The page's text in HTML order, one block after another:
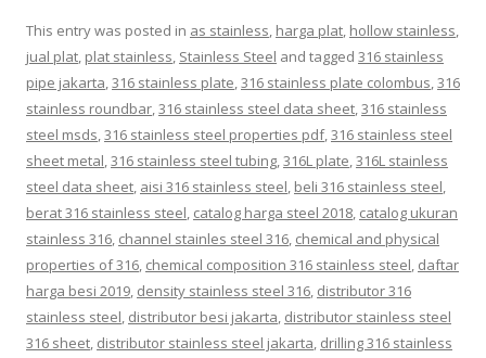
This entry was posted in as stainless, harga plat, hollow stainless,
jual plat, plat stainless, Stainless Steel and tagged 316 stainless
pipe jakarta,316 stainless plate,316 stainless plate colombus,316
stainless roundbar,316 stainless steel data sheet,316 stainless
steel msds,316 stainless steel properties pdf,316 stainless steel
sheet metal,316 stainless steel tubing,316L plate,316L stainless
steel data sheet, aisi 316 stainless steel, beli 316 stainless steel,
berat 316 stainless steel, catalog harga steel 2018, catalog ukuran
stainless 316, channel stainles steel 316, chemical and physical
properties of 316, chemical composition 316 stainless steel, daftar
harga besi 2019, density stainless steel 316, distributor 316
stainless steel, distributor besi jakarta, distributor stainless steel
316 sheet, distributor stainless steel jakarta, drilling 316 stainless